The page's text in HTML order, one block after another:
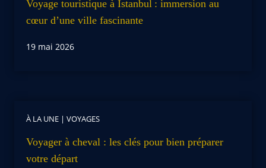
Voyage touristique à Istanbul : immersion au
cœur d’une ville fascinante
19 mai 2026
À LA UNE | VOYAGES
Voyager à cheval : les clés pour bien préparer
votre départ